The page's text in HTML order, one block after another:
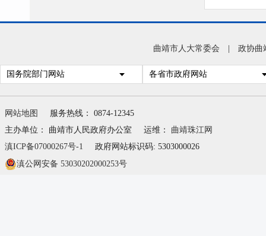
曲靖市人大常委会 政协曲
国务院部门网站 各省市政府网站
网站地图
服务热线： 0874-12345
主办单位： 曲靖市人民政府办公室
运维： 曲靖珠江网
滇ICP备07000267号-1
政府网站标识码: 5303000026
滇公网安备 53030202000253号